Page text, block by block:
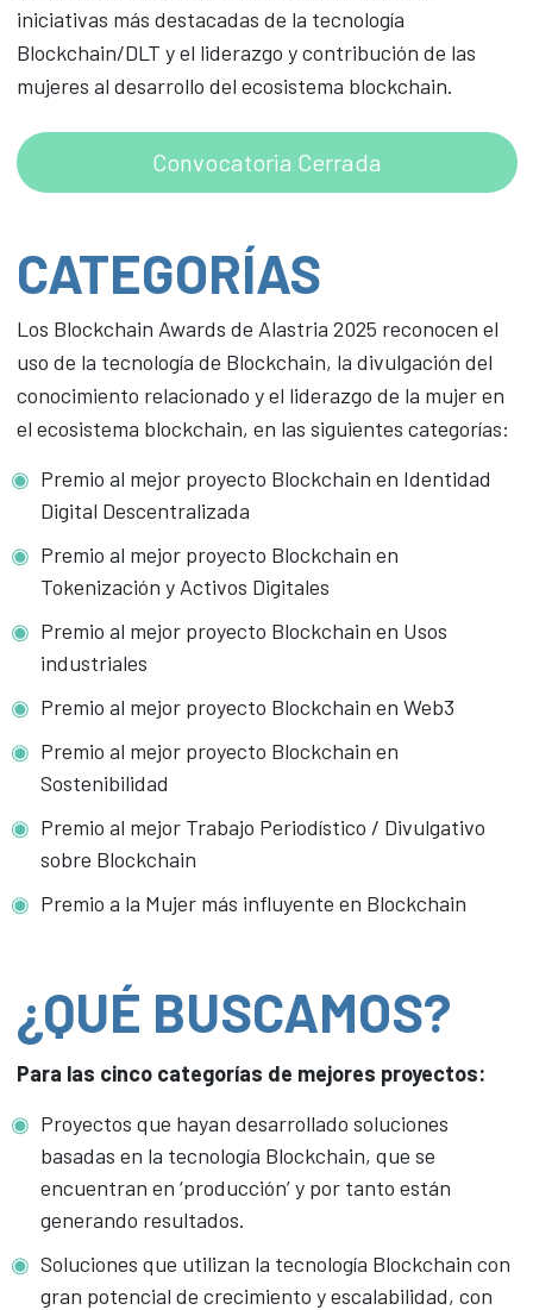
iniciativas más destacadas de la tecnología
Blockchain/DLT y el liderazgo y contribución de las
mujeres al desarrollo del ecosistema blockchain.
Convocatoria Cerrada
CATEGORÍAS
Los Blockchain Awards de Alastria 2025 reconocen el
uso de la tecnología de Blockchain, la divulgación del
conocimiento relacionado y el liderazgo de la mujer en
el ecosistema blockchain, en las siguientes categorías:
Premio al mejor proyecto Blockchain en Identidad
Digital Descentralizada
Premio al mejor proyecto Blockchain en
Tokenización y Activos Digitales
Premio al mejor proyecto Blockchain en Usos
industriales
Premio al mejor proyecto Blockchain en Web3
Premio al mejor proyecto Blockchain en
Sostenibilidad
Premio al mejor Trabajo Periodístico / Divulgativo
sobre Blockchain
Premio a la Mujer más influyente en Blockchain
¿QUÉ BUSCAMOS?
Para las cinco categorías de mejores proyectos:
Proyectos que hayan desarrollado soluciones
basadas en la tecnología Blockchain, que se
encuentran en ‘producción’ y por tanto están
generando resultados.
Soluciones que utilizan la tecnología Blockchain con
gran potencial de crecimiento y escalabilidad, con